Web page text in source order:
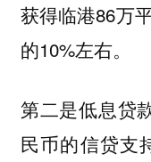
获得临港86万
的10%左右。
第二是低息贷
民币的信贷支